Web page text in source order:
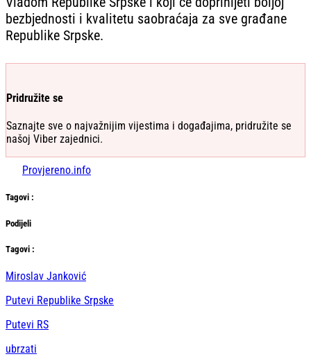
bezbjednosti i kvalitetu saobraćaja za sve građane
Republike Srpske.
Pridružite se
Saznajte sve o najvažnijim vijestima i događajima, pridružite se
našoj Viber zajednici.
Provjereno.info
Tagovi :
Podijeli
Тagovi :
Miroslav Janković
Putevi Republike Srpske
Putevi RS
ubrzati